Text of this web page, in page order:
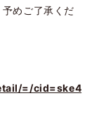
めご了承くだ
=/cid=ske4